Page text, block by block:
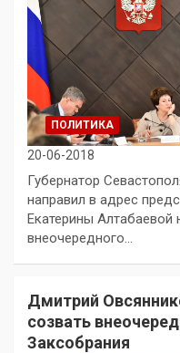
ПОЛИТИКА
20-06-2018
Губернатор
направил в адрес
Екатерины Алтабаевой
внеочередного…
Дмитрий
созвать
Заксобрания